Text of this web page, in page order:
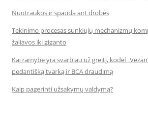
Nuotraukos ir spauda ant drobės
Tekinimo procesas sunkiųjų mechanizmų
žaliavos iki giganto
Kai ramybė yra svarbiau už greitį, kodėl
pedantišką tvarką ir BCA draudimą
Kaip pagerinti užsakymų valdymą?